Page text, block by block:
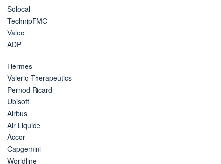
Solocal
TechnipFMC
Valeo
ADP
Hermes
Valerio Therapeutics
Pernod Ricard
Ubisoft
Airbus
Air Liquide
Accor
Capgemini
Worldline